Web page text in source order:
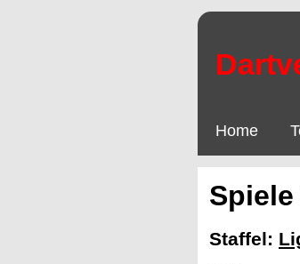
Home
Staffel: